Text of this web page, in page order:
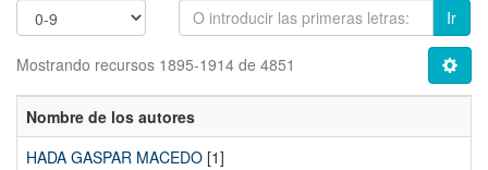
Ir
Mostrando recursos 1895-1914 de 4851
Nombre de los autores
HADA GASPAR MACEDO [1]